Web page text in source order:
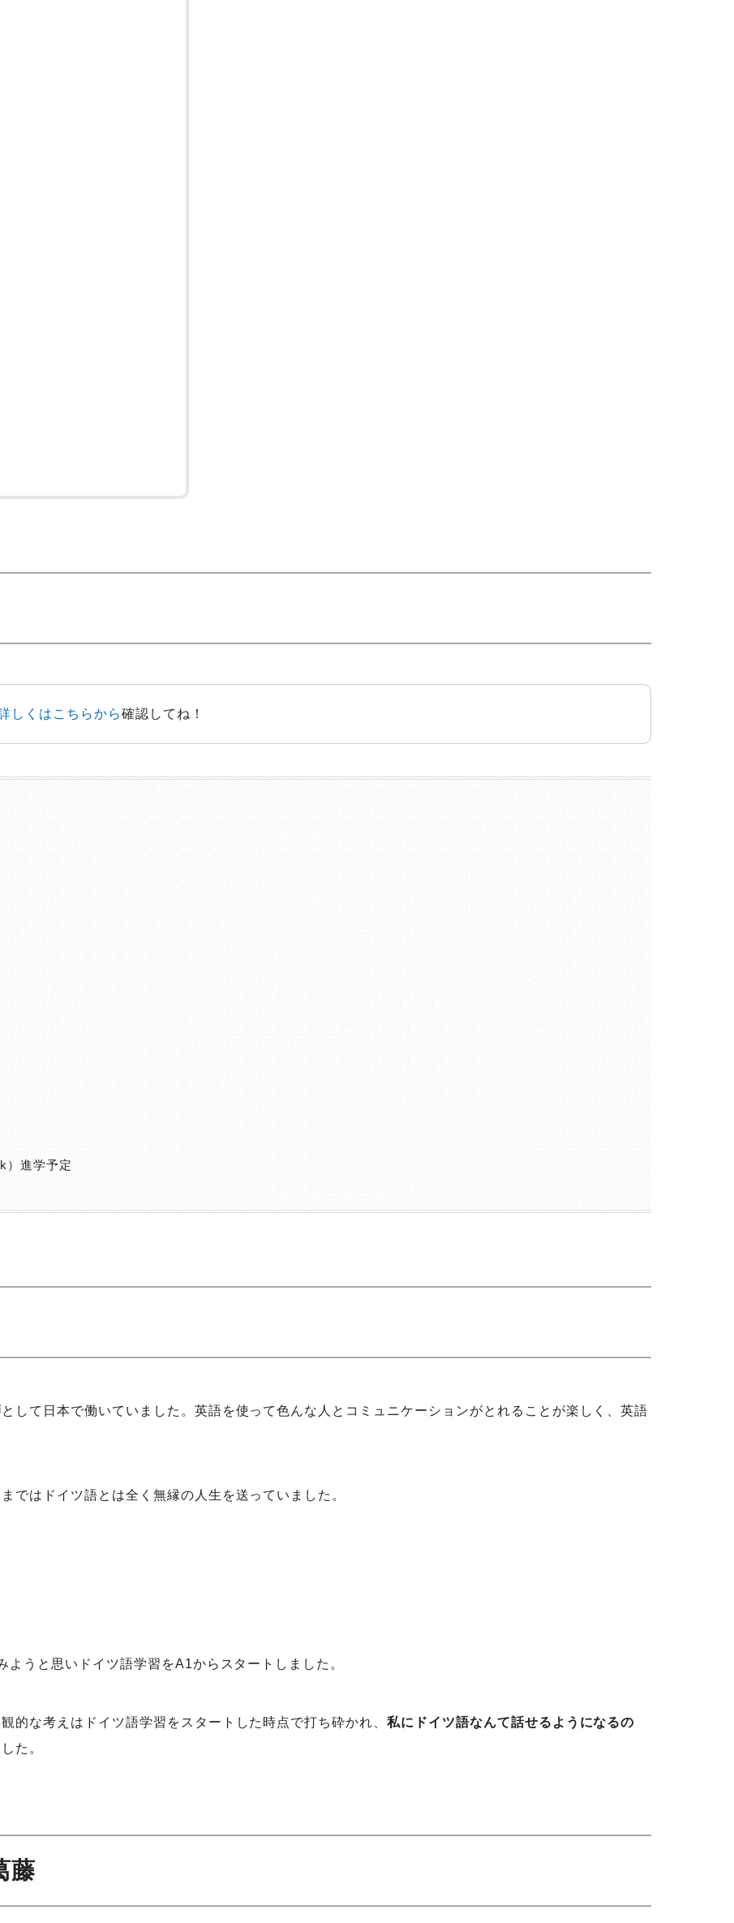
しくはこちらから確認してね！
）進学予定
として日本で働いていました。英語を使って色んな人とコミュニケーションがとれることが楽しく、英語
ではドイツ語とは全く無縁の人生を送っていました。
うと思いドイツ語学習をA1からスタートしました。
的な考えはドイツ語学習をスタートした時点で打ち砕かれ、私にドイツ語なんて話せるようになるの
た。
藤